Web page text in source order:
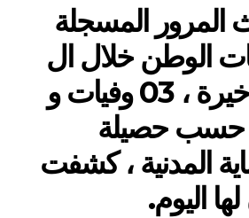
المسجلة
الوطن خلال ال
24 ساعة الأخيرة ، 03 وفيات و
، حسب حصيلة
المدنية ، كشفت
اليوم.